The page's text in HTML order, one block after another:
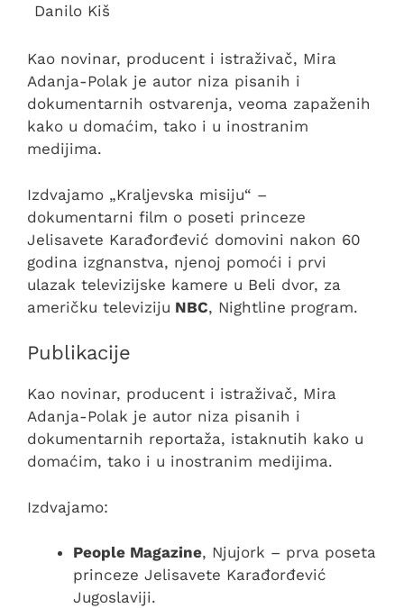
Danilo Kiš
Kao novinar, producent i istraživač, Mira
Adanja-Polak je autor niza pisanih i
dokumentarnih ostvarenja, veoma zapaženih
kako u domaćim, tako i u inostranim
medijima.
Izdvajamo „Kraljevska misiju“ –
dokumentarni film o poseti princeze
Jelisavete Karađorđević domovini nakon 60
godina izgnanstva, njenoj pomoći i prvi
ulazak televizijske kamere u Beli dvor, za
američku televiziju NBC, Nightline program.
Publikacije
Kao novinar, producent i istraživač, Mira
Adanja-Polak je autor niza pisanih i
dokumentarnih reportaža, istaknutih kako u
domaćim, tako i u inostranim medijima.
Izdvajamo:
People Magazine, Njujork – prva poseta
princeze Jelisavete Karađorđević
Jugoslaviji.